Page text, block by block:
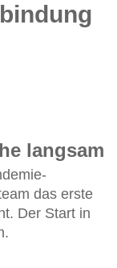
langsam
das erste
Der Start in